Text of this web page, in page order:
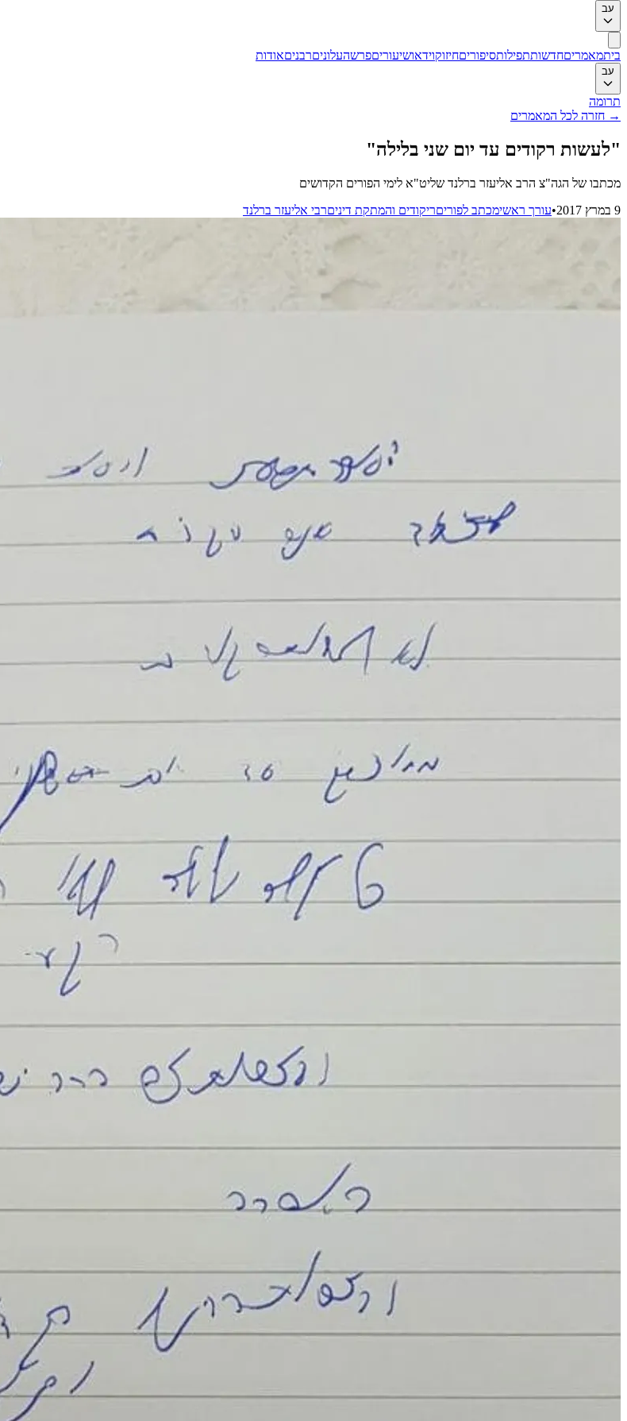
עב
ביתמאמריםחדשותתפילותסיפוריםחיזוקוידאושיעוריםפרשהעלוניםרבניםאודות
עב
תרומה
→ חזרה לכל המאמרים
"לעשות רקודים עד יום שני בלילה"
מכתבו של הגה"צ הרב אליעזר ברלנד שליט"א לימי הפורים הקדושים
9 במרץ 2017
•עורך ראשימכתב לפוריםריקודים והמתקת דיניםרבי אליעזר ברלנד